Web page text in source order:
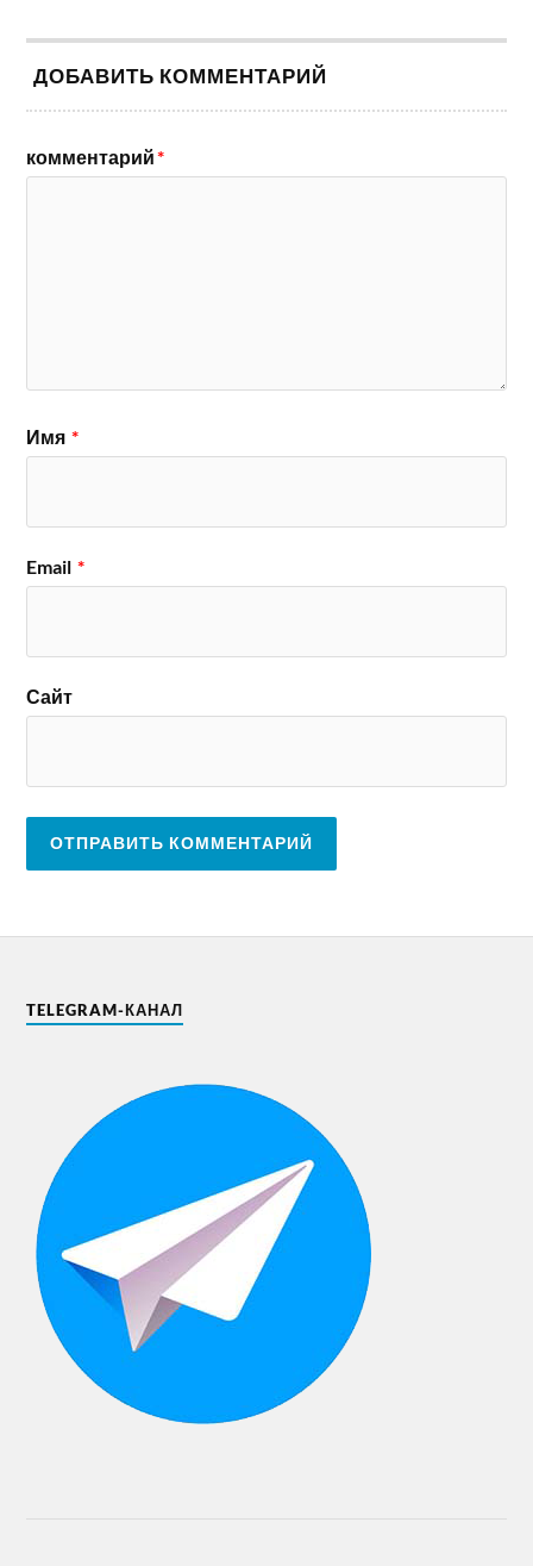
ДОБАВИТЬ КОММЕНТАРИЙ
комментарий*
Имя *
Email *
Сайт
TELEGRAM-КАНАЛ